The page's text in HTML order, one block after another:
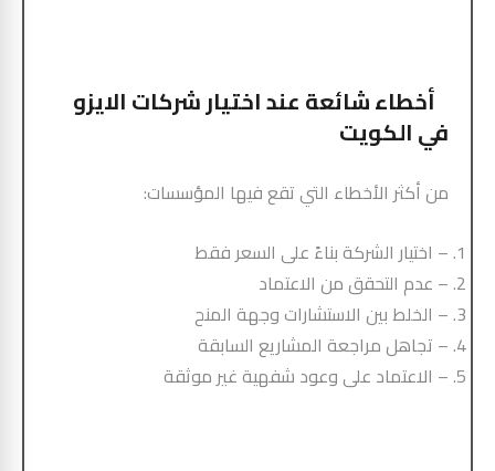
أخطاء شائعة عند اختيار شركات الايزو
في الكويت
من أكثر الأخطاء التي تقع فيها المؤسسات:
– اختيار الشركة بناءً على السعر فقط
– عدم التحقق من الاعتماد
– الخلط بين الاستشارات وجهة المنح
– تجاهل مراجعة المشاريع السابقة
– الاعتماد على وعود شفهية غير موثقة